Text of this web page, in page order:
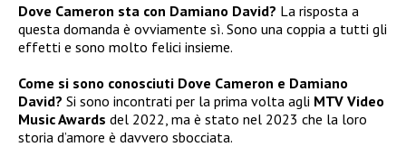
Dove Cameron sta con Damiano David? La risposta a
questa domanda è ovviamente sì. Sono una coppia a tutti gli
effetti e sono molto felici insieme.
Come si sono conosciuti Dove Cameron e Damiano
David? Si sono incontrati per la prima volta agli MTV Video
Music Awards del 2022, ma è stato nel 2023 che la loro
storia d’amore è davvero sbocciata.